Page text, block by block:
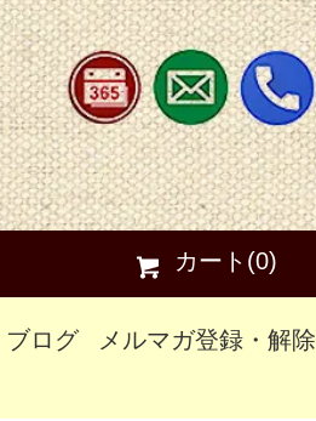
カート(0)
ブログ メルマガ登録・解除